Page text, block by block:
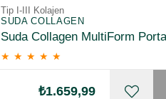
Tip I-III Kolajen
SUDA COLLAGEN
★ ★ ★ ★ ★
₺1.659,99